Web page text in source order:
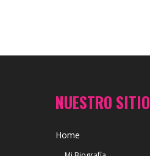
NUESTRO SITIO
Home